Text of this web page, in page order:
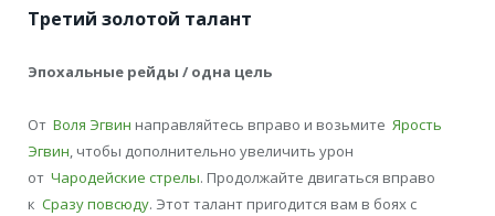
Третий золотой талант
Эпохальные рейды / одна цель
От Воля Эгвин направляйтесь вправо и возьмите Ярость
Эгвин, чтобы дополнительно увеличить урон
от Чародейские стрелы. Продолжайте двигаться вправо
к Сразу повсюду. Этот талант пригодится вам в боях с